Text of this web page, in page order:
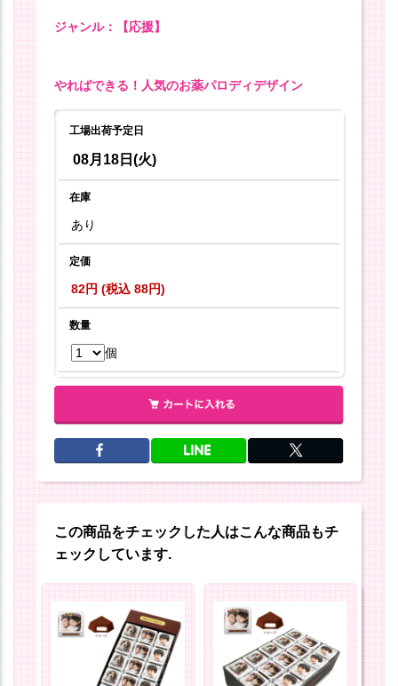
ジャンル：【応援】
やればできる！人気のお薬パロディデザイン
工場出荷予定日
08月18日(火)
在庫
あり
定価
82円 (税込 88円)
数量
個
この商品をチェックした人はこんな商品もチ
ェックしています.